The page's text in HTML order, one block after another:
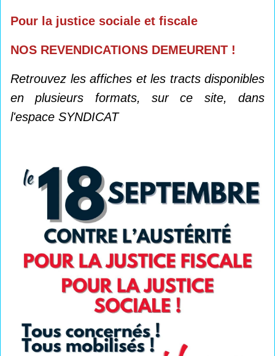
Pour la justice sociale et fiscale
NOS REVENDICATIONS DEMEURENT !
Retrouvez les affiches et les tracts disponibles
en plusieurs formats, sur ce site, dans
l'espace SYNDICAT